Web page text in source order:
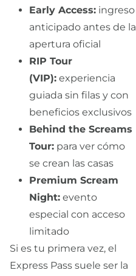
Early Access: ingreso
anticipado antes de la
apertura oficial
RIP Tour
(VIP): experiencia
guiada sin filas y con
beneficios exclusivos
Behind the Screams
Tour: para ver cómo
se crean las casas
Premium Scream
Night: evento
especial con acceso
limitado
Si es tu primera vez, el
Express Pass suele ser la